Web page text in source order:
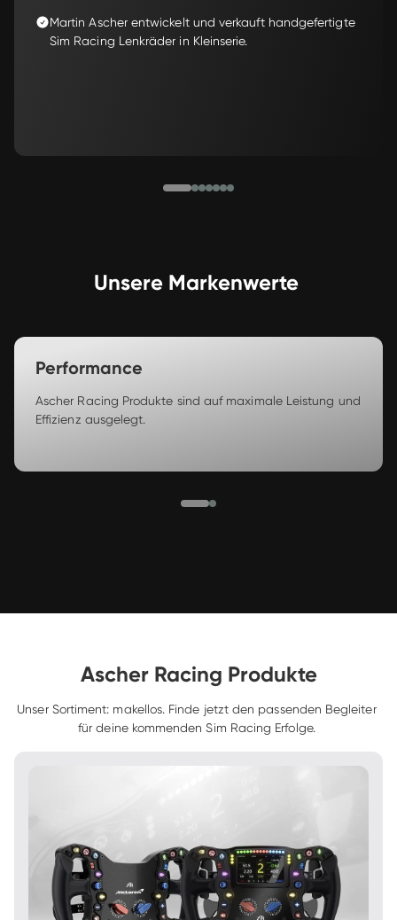
Martin Ascher entwickelt und verkauft handgefertigte
Sim Racing Lenkräder in Kleinserie.
Unsere Markenwerte
Performance
Ascher Racing Produkte sind auf maximale Leistung und
Effizienz ausgelegt.
Ascher Racing Produkte
Unser Sortiment: makellos. Finde jetzt den passenden Begleiter
für deine kommenden Sim Racing Erfolge.